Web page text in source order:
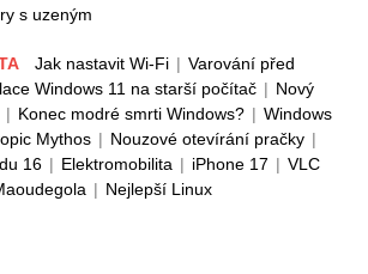
s uzeným
Jak nastavit Wi-Fi | Varování před
Windows 11 na starší počítač | Nový
| Konec modré smrti Windows? | Windows
Mythos | Nouzové otevírání pračky |
16 | Elektromobilita | iPhone 17 | VLC
| Nejlepší Linux